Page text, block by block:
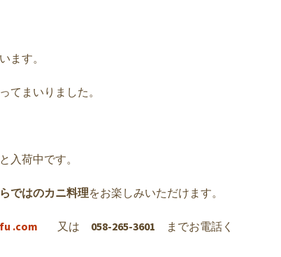
ます。
てまいりました。
入荷中です。
ではのカニ料理をお楽しみいただけます。
.com 又は 058-265-3601
までお電話く